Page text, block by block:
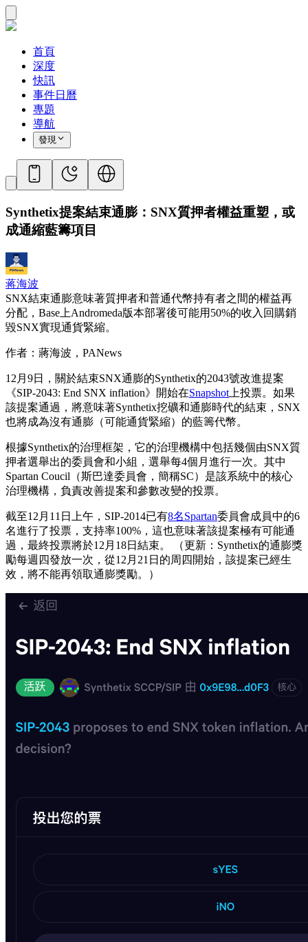
首頁
深度
快訊
事件日曆
專題
導航
發現
Synthetix提案結束通膨：SNX質押者權益重塑，或
成通縮藍籌項目
蒋海波
SNX結束通膨意味著質押者和普通代幣持有者之間的權益再
分配，Base上Andromeda版本部署後可能用50%的收入回購銷
毀SNX實現通貨緊縮。
作者：蔣海波，PANews
12月9日，關於結束SNX通膨的Synthetix的2043號改進提案
《SIP-2043: End SNX inflation》開始在Snapshot 上投票。如果
該提案通過，將意味著Synthetix挖礦和通膨時代的結束，SNX
也將成為沒有通膨（可能通貨緊縮）的藍籌代幣。
根據Synthetix的治理框架，它的治理機構中包括幾個由SNX質
押者選舉出的委員會和小組，選舉每4個月進行一次。其中
Spartan Coucil（斯巴達委員會，簡稱SC）是該系統中的核心
治理機構，負責改善提案和參數改變的投票。
截至12月11日上午，SIP-2014已有8名Spartan委員會成員中的6
名進行了投票，支持率100%，這也意味著該提案極有可能通
過，最終投票將於12月18日結束。 （更新：Synthetix的通膨獎
勵每週四發放一次，從12月21日的周四開始，該提案已經生
效，將不能再領取通膨獎勵。）